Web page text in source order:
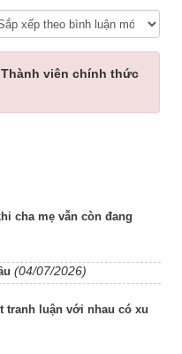
Thành viên chính thức
cha mẹ vẫn còn đang
(04/07/2026)
tranh luận với nhau có xu